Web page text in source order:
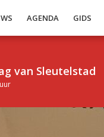
AGENDA GIDS
van Sleutelstad